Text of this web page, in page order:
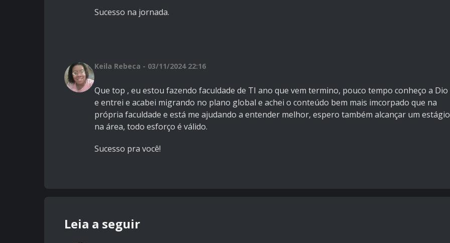
Sucesso na jornada.
Keila Rebeca - 03/11/2024 22:16
Que top , eu estou fazendo faculdade de TI ano que vem termino, pouco tempo conheço a Dio
e entrei e acabei migrando no plano global e achei o conteúdo bem mais imcorpado que na
própria faculdade e está me ajudando a entender melhor, espero também alcançar um estágio
na área, todo esforço é válido.
Sucesso pra você!
Leia a seguir